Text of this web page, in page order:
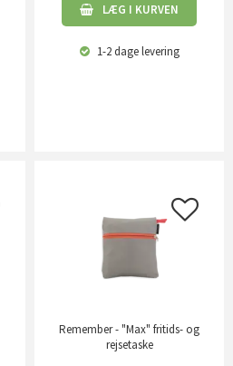
LÆG I KURVEN
1-2 dagelevering
Remember - "Max" fritids- og
rejsetaske